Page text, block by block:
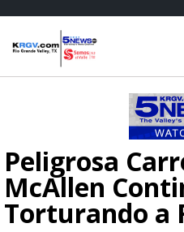
Peligrosa
McAllen
Torturando a